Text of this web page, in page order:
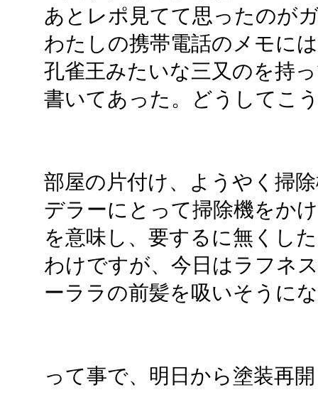
あとレポ見てて思ったのが
わたしの携帯電話のメモに
孔雀王みたいな三又のを持
書いてあった。どうしてこ
部屋の片付け、ようやく掃
デラーにとって掃除機をか
を意味し、要するに無くし
わけですが、今日はラフネ
ーララの前髪を吸いそうに
って事で、明日から塗装再